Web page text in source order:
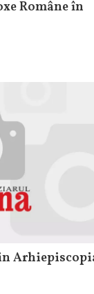
Române în